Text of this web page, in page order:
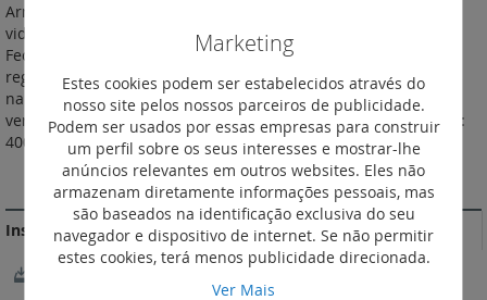
Armários associáveis IP 20 - IK 08.Porta frontal reversível com
vidro de segurança. Painéis laterais e traseiros desmontáveis.
Fecho dos 4 painéis com chave. Equipado com 2 montantes
reguláveis em profundidade. Entrada de cabos com pré-cortes
na parte superior e inferior. Pré-corte na parte superior para
ventiladores. Pés de nivelamento fornecidos. Carga admissível:
400 kg. Cor antracite: RAL 7016.
MAIS INFORMAÇÃO
Instruções de instalação e documentos relacionados
NotíciaTécnica_LE09825AA-03.pdf
Marketing
Estes cookies podem ser estabelecidos através do
nosso site pelos nossos parceiros de publicidade.
Podem ser usados por essas empresas para construir
um perfil sobre os seus interesses e mostrar-lhe
anúncios relevantes em outros websites. Eles não
armazenam diretamente informações pessoais, mas
são baseados na identificação exclusiva do seu
navegador e dispositivo de internet. Se não permitir
estes cookies, terá menos publicidade direcionada.
Ver Mais